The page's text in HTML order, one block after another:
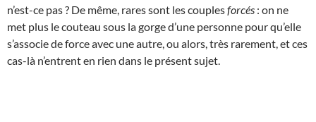
n’est-ce pas ? De même, rares sont les couplesforcés : on ne
met plus le couteau sous la gorge d’une personne pour qu’elle
s’associe de force avec une autre, ou alors, très rarement, et ces
cas-là n’entrent en rien dans le présent sujet.